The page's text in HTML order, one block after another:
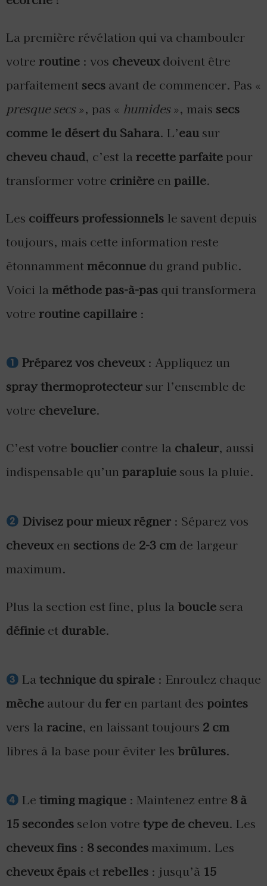
La première révélation qui va chambouler
votre routine : vos cheveuxdoivent être
parfaitement secs avant de commencer. Pas «
presque secs», pas « humides», mais secs
comme le désert du Sahara. L’eausur
cheveu chaud, c’est la recette parfaite pour
transformer votre crinière en paille.
Les coiffeurs professionnels le savent depuis
toujours, mais cette information reste
étonnamment méconnue du grand public.
Voici la méthode pas-à-pas qui transformera
votre routine capillaire :
Préparez vos cheveux: Appliquez un
spray thermoprotecteursur l’ensemble de
votre chevelure.
C’est votre bouclier contre la chaleur, aussi
indispensable qu’un parapluiesous la pluie.
Divisez pour mieux régner: Séparez vos
cheveuxen sections de 2-3 cm de largeur
maximum.
Plus la section est fine, plus la bouclesera
définie et durable.
La technique du spirale: Enroulez chaque
mèche autour du fer en partant des pointes
vers la racine, en laissant toujours 2 cm
libres à la base pour éviter les brûlures.
Le timing magique: Maintenez entre 8 à
15 secondesselon votre type de cheveu. Les
cheveux fins : 8 secondes maximum. Les
cheveux épais et rebelles : jusqu’à 15